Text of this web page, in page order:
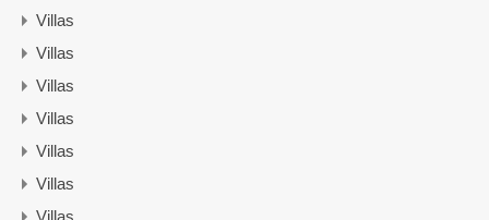
Villas
Villas
Villas
Villas
Villas
Villas
Villas